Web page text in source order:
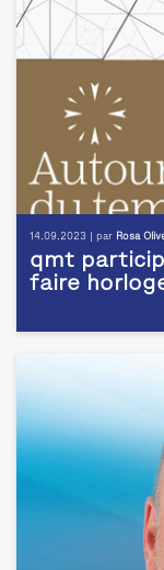
14.09.2023 | par Rosa
qmt
faire